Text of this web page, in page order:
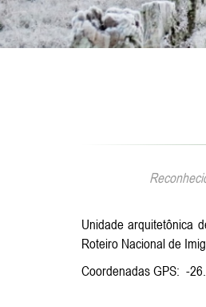
Unidade arquitetônica
Roteiro Nacional de
Coordenadas GPS: -